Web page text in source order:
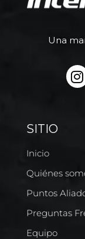
Una
SITIO
Inicio
Quiénes
Puntos
Preguntas
Equipo